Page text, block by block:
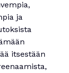
ja
itsestään